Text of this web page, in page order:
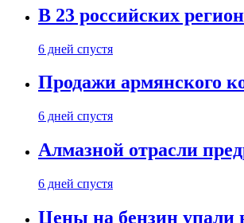
В 23 российских
6 дней спустя
Продажи армянского
6 дней спустя
Алмазной отрасли
6 дней спустя
Цены на бензин упали